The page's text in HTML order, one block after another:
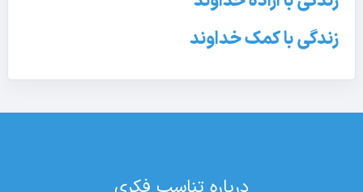
زندگی با کمک خداوند